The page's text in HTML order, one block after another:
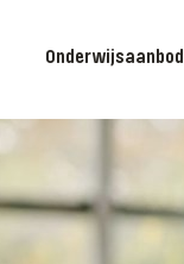
Onderwijsaanbod